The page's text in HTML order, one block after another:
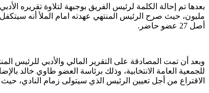
أصل 27 عضو حاضر.
وبعد أن تمت المصادقة على التقرير المالي والأدبي للرئيس
الاقتراع من أجل تعيين الرئيس الذي سيتولى زمام النادي،